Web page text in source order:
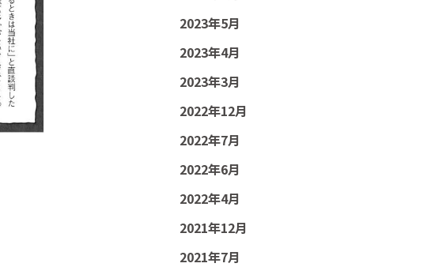
2023年5月
2023年4月
2023年3月
2022年12月
2022年7月
2022年6月
2022年4月
2021年12月
2021年7月